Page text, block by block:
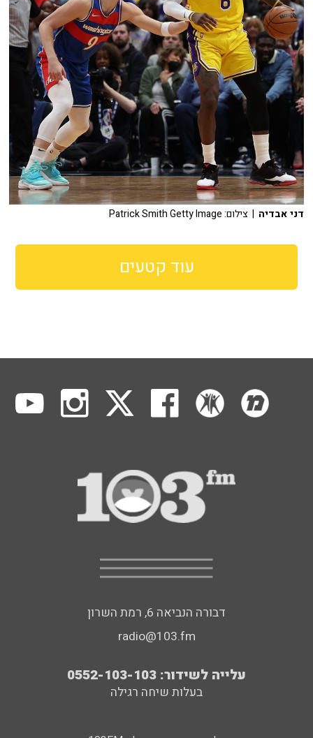
דני אבדיה | צילום: Patrick Smith Getty Image
עוד קטעים
דבורה הנביאה 6, רמת השרון
radio@103.fm
עלייה לשידור: 0552-103-103
בעלות שיחה רגילה